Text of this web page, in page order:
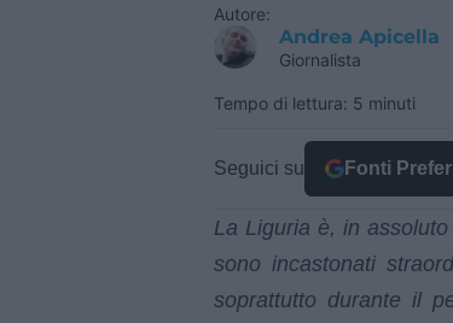
Autore:
Andrea Apicella
Giornalista
Tempo di lettura: 5 minuti
Seguici su Fonti
La Liguria è, in
sono incastonati
soprattutto durante il